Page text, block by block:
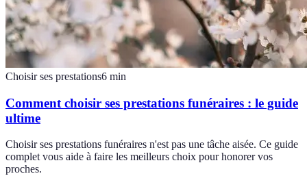
Choisir ses prestations6 min
Comment choisir ses prestations funéraires : le guide
ultime
Choisir ses prestations funéraires n'est pas une tâche aisée. Ce guide
complet vous aide à faire les meilleurs choix pour honorer vos
proches.